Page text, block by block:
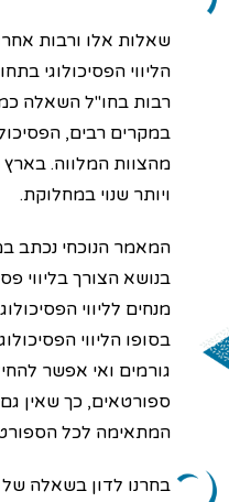
ו
שאלות אלו ורבות
הליווי הפסיכולוגי
רבות בחו"ל השאלה
במקרים רבים,
מהצוות המלווה. בארץ
ויותר שנוי במחלוקת.
המאמר הנוכחי נכתב
בנושא הצורך בליווי
מנחים לליווי
בסופו הליווי
גורמים ואי אפשר
ספורטאים, כך שאין
המתאימה לכל
בחרנו לדון בשאלה של